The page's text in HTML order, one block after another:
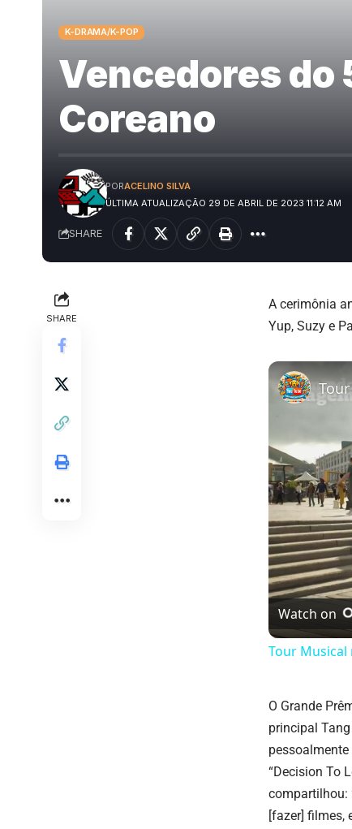
K-DRAMA/K-POP
Vencedores do
Coreano
ÚLTIMA ATUALIZAÇÃO 29 DE ABRIL DE 2023 11:12 AM
PORACELINO SILVA
SHARE
SHARE
A cerimônia
Yup, Suzy e
Watch on
Tour Musical
O Grande
principal
“Decision To
compartilhou:
[fazer] filmes,